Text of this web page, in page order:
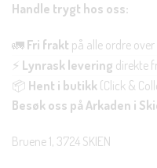
Handle trygt hos oss:
🚛 Fri frakt på alle ordre
⚡ Lynrask levering direkte
📦 Hent i butikk (Click &
Besøk oss på Arkaden i
Bruene 1, 3724 SKIEN